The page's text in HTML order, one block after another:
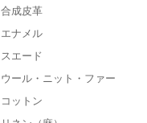
合成皮革
エナメル
スエード
ウール・ニット・ファー
コットン